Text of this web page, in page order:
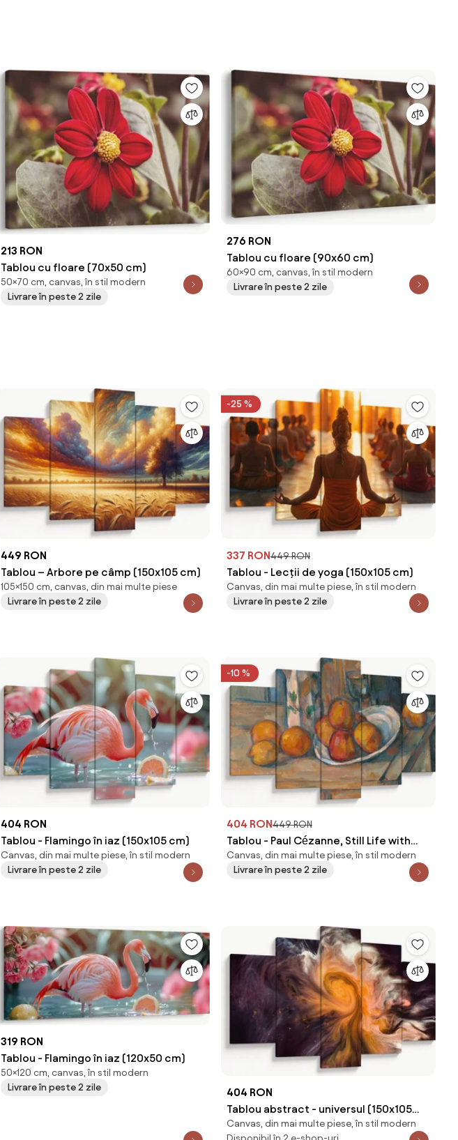
213 RON
Tablou cu floare (70x50 cm)
50×70 cm, canvas, în stil modern
Livrare în peste 2 zile
276 RON
Tablou cu floare (90x60 cm)
60×90 cm, canvas, în stil modern
Livrare în peste 2 zile
449 RON
Tablou – Arbore pe câmp (150x105 cm)
105×150 cm, canvas, din mai multe piese
Livrare în peste 2 zile
-25 %
337 RON449 RON
Tablou - Lecții de yoga (150x105 cm)
Canvas, din mai multe piese, în stil modern
Livrare în peste 2 zile
404 RON
Tablou - Flamingo în iaz (150x105 cm)
Canvas, din mai multe piese, în stil modern
Livrare în peste 2 zile
-10 %
404 RON449 RON
Tablou - Paul Cézanne, Still Life with
Milk Jug and Fruit, reproducere
(150x105 cm)
Canvas, din mai multe piese, în stil modern
Livrare în peste 2 zile
319 RON
Tablou - Flamingo în iaz (120x50 cm)
50×120 cm, canvas, în stil modern
Livrare în peste 2 zile
404 RON
Tablou abstract - universul (150x105
cm)
Canvas, din mai multe piese, în stil modern